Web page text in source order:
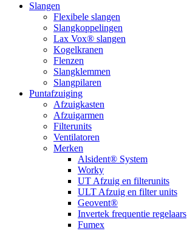
Slangen
Flexibele slangen
Slangkoppelingen
Lax Vox® slangen
Kogelkranen
Flenzen
Slangklemmen
Slangpilaren
Puntafzuiging
Afzuigkasten
Afzuigarmen
Filterunits
Ventilatoren
Merken
Alsident® System
Worky
UT Afzuig en filterunits
ULT Afzuig en filter units
Geovent®
Invertek frequentie regelaars
Fumex